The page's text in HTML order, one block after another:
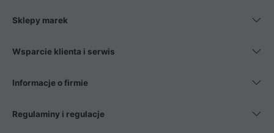
Sklepy marek
Wsparcie klienta i serwis
Informacje o firmie
Regulaminy i regulacje